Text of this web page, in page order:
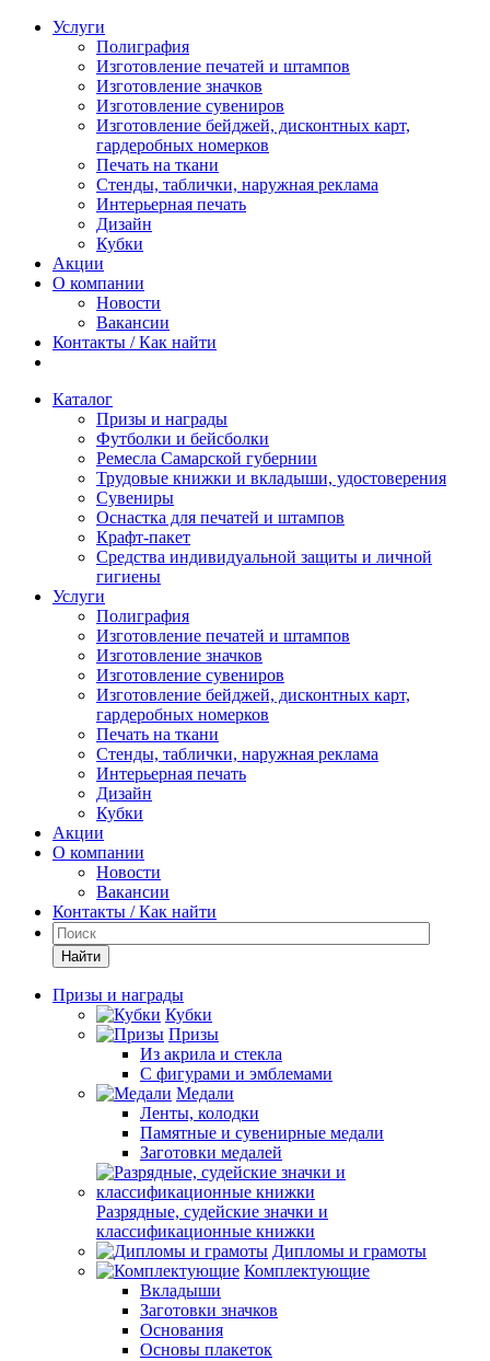
Услуги
Полиграфия
Изготовление печатей и штампов
Изготовление значков
Изготовление сувениров
Изготовление бейджей, дисконтных карт,
гардеробных номерков
Печать на ткани
Стенды, таблички, наружная реклама
Интерьерная печать
Дизайн
Кубки
Акции
О компании
Новости
Вакансии
Контакты / Как найти
Каталог
Призы и награды
Футболки и бейсболки
Ремесла Самарской губернии
Трудовые книжки и вкладыши, удостоверения
Сувениры
Оснастка для печатей и штампов
Крафт-пакет
Средства индивидуальной защиты и личной
гигиены
Услуги
Полиграфия
Изготовление печатей и штампов
Изготовление значков
Изготовление сувениров
Изготовление бейджей, дисконтных карт,
гардеробных номерков
Печать на ткани
Стенды, таблички, наружная реклама
Интерьерная печать
Дизайн
Кубки
Акции
О компании
Новости
Вакансии
Контакты / Как найти
Найти
Призы и награды
Кубки
Призы
Из акрила и стекла
С фигурами и эмблемами
Медали
Ленты, колодки
Памятные и сувенирные медали
Заготовки медалей
Разрядные, судейские значки и
классификационные книжки
Дипломы и грамоты
Комплектующие
Вкладыши
Заготовки значков
Основания
Основы плакеток